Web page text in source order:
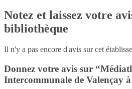
Notez et laissez votre
bibliothèque
Il n'y a pas encore d'avis sur cet
Donnez votre avis sur
Intercommunale de Valençay